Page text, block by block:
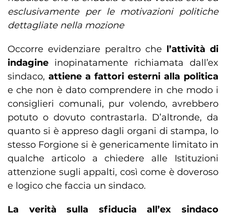
esclusivamente per le motivazioni politiche
dettagliate nella mozione
Occorre evidenziare peraltro che l’attività di
indagine inopinatamente richiamata dall’ex
sindaco, attiene a fattori esterni alla politica
e che non è dato comprendere in che modo i
consiglieri comunali, pur volendo, avrebbero
potuto o dovuto contrastarla. D’altronde, da
quanto si è appreso dagli organi di stampa, lo
stesso Forgione si è genericamente limitato in
qualche articolo a chiedere alle Istituzioni
attenzione sugli appalti, così come è doveroso
e logico che faccia un sindaco.
La verità sulla sfiducia all’ex sindaco